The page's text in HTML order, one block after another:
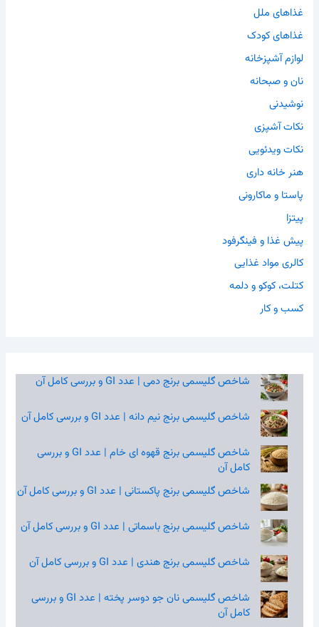
غذاهای ملل
غذاهای کودک
لوازم آشپزخانه
نان و صبحانه
نوشیدنی
نکات آشپزی
نکات ویدئویی
هنر خانه داری
پاستا و ماکارونی
پیتزا
پیش غذا و فینگرفود
کالری مواد غذایی
کتلت، کوکو و دلمه
کسب و کار
شاخص گلیسمی برنج دمی | عدد GI و بررسی کامل آن
شاخص گلیسمی برنج نیم‌ دانه | عدد GI و بررسی کامل آن
شاخص گلیسمی برنج قهوه‌ ای خام | عدد GI و بررسی
کامل آن
شاخص گلیسمی برنج پاکستانی | عدد GI و بررسی کامل آن
شاخص گلیسمی برنج باسماتی | عدد GI و بررسی کامل آن
شاخص گلیسمی برنج هندی | عدد GI و بررسی کامل آن
شاخص گلیسمی نان جو دوسر پخته | عدد GI و بررسی
کامل آن